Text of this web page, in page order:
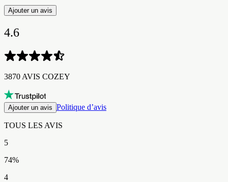
Ajouter un avis
4.6
3870 AVIS COZEY​​​​‌ ‍ ​‍​‍‌‍ ‌ ​‍‌‍‍‌‌‍‌ ‌‍‍‌‌‍ ‍​‍​‍​ ‍‍​‍​‍‌ ​ ‌‍​‌‌‍ ‍‌‍‍‌‌ ‌​‌ ‍‌​‍ ‍‌‍‍‌‌‍ ​‍​‍​‍ ​​‍​‍‌‍‍​‌ ​‍‌‍‌‌‌‍‌‍​‍​‍​ ‍‍​‍​‍‌‍‍​‌ ‌​‌ ‌​‌ ​​‌ ​ ​ ‍‍​‍ ​‍ ‌‍ ​‌‍ ‌‍​ ‌‍​‌‌‍ ​‌‍‍​‌‍ ‌ ​ ‌ ‌​​ ‍‍​ ​ ​ ​​​ ​​​ ​​​‍ ‌ ​ ‌ ‌​‌ ‌‌‌‍‌​‌‍‍‌‌‍ ​‍ ‌‍‍‌‌‍ ‍‌ ‌​‌‍‌‌‌‍ ‍‌ ‌​​‍ ‌‍‌‌‌‍‌​‌‍‍‌‌ ‌​​‍ ‌‍ ‌‌‍ ‌‍‌​‌‍‌‌​ ‌‌ ​​‌ ​‍‌‍‌‌‌ ​ ‌‍‌‌‌‍ ‍‌ ‌​‌‍​‌‌ ‌​‌‍‍‌‌‍ ‌‍ ‍​ ‍ ‌‍‍‌‌‍‌​​ ‌‌‍‌‌‌‍​‍​ ‌​​ ​ ‌‍​‌​ ‌‍‌‍​‌​ ​‍​‍ ‌​ ​‍​ ‍‌​ ‌‌​ ​ ​‍ ‌​ ‌​‌‍​ ​ ​‍‌‍‌​​‍ ‌​ ‍‌​ ‍‌​ ​​​ ‌‌​‍ ‌​ ‌​​ ‌‌‌‍‌​‌‍‌‍‌‍‌‍​ ‌‍​ ‌​​ ​‌​ ‌‌​ ‌‌​ ​ ​ ​‍​ ‍ ‌ ‌​‌ ‍‌‌ ​​‌‍‌‌​ ‌‌ ​​‌‍‌​‌ ​​​ ‍ ‌ ​​‌‍​‌‌ ‌​‌‍‍​​ ‌‌ ‌‍‌‍​‌‌‍ ​‌ ‌‌‌‍‌‌‌​​‌‌‍‌​‌‍‌​‌‍‌‌‌‍‌​‌‌​ ‌‍‌‌‌‍​ ‌ ‌​‌‍‍‌‌‍ ‌‍ ‍‌ ​ ​‍‌‌​ ‌‌‌​​‍‌‌ ‌‍‍ ‌‍‌‌‌ ‍‌​‍‌‌​ ​ ‌​‌​​‍‌‌​ ​ ‌​‌​​‍‌‌​ ​‍​ ​‍‌‍‌‌‌‍​‍‌‍‌‌‌‍‌‍‌‍‌‌​ ‌ ‌‍‌‌​ ​​​ ​‍‌‍​‌​ ‍‌​ ‌​​‍‌‌​ ​‍​ ​‍​‍‌‌​ ‌‌‌​‌​​‍ ‍‌ ​‍‌‍‌‌‌ ‌‍‌‍‍‌‌‍‌‌‌ ‌ ‌‌​ ‌ ‌‌‌‍ ‌‌‍ ‌‌‍​‌‌ ​‍‌ ‍‌‌‌‌​‌‍‌‌‌‍ ‌‌ ​​‌‍ ​‌‍​‌‌ ‌​‌‍‌‌​‍ ‍‌ ​ ‌ ‌‌‌‍ ‌‌‍ ‌‌‍​‌‌ ​‍‌ ‍‌‌​‌​‌‍​‌‌ ‌​‌‍​‌​‍ ‍‌ ‌​‌‍ ‌ ‌​‌‍​‌‌‍ ​‌‌​‍‌‍​‌‌ ‌​‌‍‍‌‌‍ ‍‌‍‌ ‌‌‌​‌‍‌‌‌ ‍​‌ ‌​​ ‌‍​‍‌‍​‌‌ ​ ‌‍‌‌‌‌‌‌‌ ​‍‌‍ ​​ ‌‌‍‍​‌ ‌​‌ ‌​‌ ​​‌ ​ ​‍‌‌​ ​ ‌​​‌​‍‌‌​ ​‍‌​‌‍​‍‌‌​ ​‍‌​‌‍‌‍ ​‌‍ ‌‍​ ‌‍​‌‌‍ ​‌‍‍​‌‍ ‌ ​ ‌ ‌​​‍‌‌​ ​ ‌​​‌​ ​ ​ ​​​ ​​​ ​​​‍‌‌​ ​‍‌​‌‍‌ ​ ‌ ‌​‌ ‌‌‌‍‌​‌‍‍‌‌‍ ​‍‌‍‌‍‍‌‌‍‌​​ ‌‌‍‌‌‌‍​‍​ ‌​​ ​ ‌‍​‌​ ‌‍‌‍​‌​ ​‍​‍ ‌​ ​‍​ ‍‌​ ‌‌​ ​ ​‍ ‌​ ‌​‌‍​ ​ ​‍‌‍‌​​‍ ‌​ ‍‌​ ‍‌​ ​​​ ‌‌​‍ ‌​ ‌​​ ‌‌‌‍‌​‌‍‌‍‌‍‌‍​ ‌‍​ ‌​​ ​‌​ ‌‌​ ‌‌​ ​ ​ ​‍​‍‌‍‌ ‌​‌ ‍‌‌ ​​‌‍‌‌​ ‌‌ ​​‌‍‌​‌ ​​​‍‌‍‌ ​​‌‍​‌‌ ‌​‌‍‍​​ ‌‌ ‌‍‌‍​‌‌‍ ​‌ ‌‌‌‍‌‌‌​​‌‌‍‌​‌‍‌​‌‍‌‌‌‍‌​‌‌​ ‌‍‌‌‌‍​ ‌ ‌​‌‍‍‌‌‍ ‌‍ ‍‌ ​ ​‍‌‌​ ‌‌‌​​‍‌‌ ‌‍‍ ‌‍‌‌‌ ‍‌​‍‌‌​ ​ ‌​‌​​‍‌‌​ ​ ‌​‌​​‍‌‌​ ​‍​ ​‍‌‍‌‌‌‍​‍‌‍‌‌‌‍‌‍‌‍‌‌​ ‌ ‌‍‌‌​ ​​​ ​‍‌‍​‌​ ‍‌​ ‌​​‍‌‌​ ​‍​ ​‍​‍‌‌​ ‌‌‌​‌​​‍ ‍‌ ​‍‌‍‌‌‌ ‌‍‌‍‍‌‌‍‌‌‌ ‌ ‌‌​ ‌ ‌‌‌‍ ‌‌‍ ‌‌‍​‌‌ ​‍‌ ‍‌‌‌‌​‌‍‌‌‌‍ ‌‌ ​​‌‍ ​‌‍​‌‌ ‌​‌‍‌‌​‍ ‍‌ ​ ‌ ‌‌‌‍ ‌‌‍ ‌‌‍​‌‌ ​‍‌ ‍‌‌​‌​‌‍​‌‌ ‌​‌‍​‌​‍ ‍‌ ‌​‌‍ ‌ ‌​‌‍​‌‌‍ ​‌‌​‍‌‍​‌‌ ‌​‌‍‍‌‌‍ ‍‌‍‌ ‌‌‌​‌‍‌‌‌ ‍​‌ ‌​​‍‌‍‌ ​​‌‍‌‌‌ ​‍‌ ​ ‌ ​​‌‍‌‌‌‍​ ‌ ‌​‌‍‍‌‌ ‌‍‌‍‌‌​ ‌‌ ​​‌ ‌‌‌‍​‍‌‍ ​‌‍‍‌‌ ​ ‌‍‍​‌‍‌‌‌‍‌​​‍​‍‌ ‌
Ajouter un avis Politique d’avis
TOUS LES AVIS​​​​‌ ‍ ​‍​‍‌‍ ‌ ​‍‌‍‍‌‌‍‌ ‌‍‍‌‌‍ ‍​‍​‍​ ‍‍​‍​‍‌ ​ ‌‍​‌‌‍ ‍‌‍‍‌‌ ‌​‌ ‍‌​‍ ‍‌‍‍‌‌‍ ​‍​‍​‍ ​​‍​‍‌‍‍​‌ ​‍‌‍‌‌‌‍‌‍​‍​‍​ ‍‍​‍​‍‌‍‍​‌ ‌​‌ ‌​‌ ​​‌ ​ ​ ‍‍​‍ ​‍ ‌‍ ​‌‍ ‌‍​ ‌‍​‌‌‍ ​‌‍‍​‌‍ ‌ ​ ‌ ‌​​ ‍‍​ ​ ​ ​​​ ​​​ ​​​‍ ‌ ​ ‌ ‌​‌ ‌‌‌‍‌​‌‍‍‌‌‍ ​‍ ‌‍‍‌‌‍ ‍‌ ‌​‌‍‌‌‌‍ ‍‌ ‌​​‍ ‌‍‌‌‌‍‌​‌‍‍‌‌ ‌​​‍ ‌‍ ‌‌‍ ‌‍‌​‌‍‌‌​ ‌‌ ​​‌ ​‍‌‍‌‌‌ ​ ‌‍‌‌‌‍ ‍‌ ‌​‌‍​‌‌ ‌​‌‍‍‌‌‍ ‌‍ ‍​ ‍ ‌‍‍‌‌‍‌​​ ‌‌‍‌‌‌‍​‍​ ‌​​ ​ ‌‍​‌​ ‌‍‌‍​‌​ ​‍​‍ ‌​ ​‍​ ‍‌​ ‌‌​ ​ ​‍ ‌​ ‌​‌‍​ ​ ​‍‌‍‌​​‍ ‌​ ‍‌​ ‍‌​ ​​​ ‌‌​‍ ‌​ ‌​​ ‌‌‌‍‌​‌‍‌‍‌‍‌‍​ ‌‍​ ‌​​ ​‌​ ‌‌​ ‌‌​ ​ ​ ​‍​ ‍ ‌ ‌​‌ ‍‌‌ ​​‌‍‌‌​ ‌‌ ​​‌‍‌​‌ ​​​ ‍ ‌ ​​‌‍​‌‌ ‌​‌‍‍​​ ‌‌ ‌‍‌‍​‌‌‍ ​‌ ‌‌‌‍‌‌‌​​‌‌‍‌​‌‍‌​‌‍‌‌‌‍‌​‌‌​ ‌‍‌‌‌‍​ ‌ ‌​‌‍‍‌‌‍ ‌‍ ‍‌ ​ ​‍‌‌​ ‌‌‌​​‍‌‌ ‌‍‍ ‌‍‌‌‌ ‍‌​‍‌‌​ ​ ‌​‌​​‍‌‌​ ​ ‌​‌​​‍‌‌​ ​‍​ ​‍‌‍‌‌‌‍​‍‌‍‌‌‌‍‌‍‌‍‌‌​ ‌ ‌‍‌‌​ ​​​ ​‍‌‍​‌​ ‍‌​ ‌​​‍‌‌​ ​‍​ ​‍​‍‌‌​ ‌‌‌​‌​​‍ ‍‌ ​‍‌‍‌‌‌ ‌‍‌‍‍‌‌‍‌‌‌ ‌ ‌‌​ ‌ ‌‌‌‍ ‌‌‍ ‌‌‍​‌‌ ​‍‌ ‍‌‌‌‌​‌‍‌‌‌‍ ‌‌ ​​‌‍ ​‌‍​‌‌ ‌​‌‍‌‌​‍ ‍‌‍​‍‌ ​‍‌‍‌‌‌‍​‌‌‍‍ ‌‍‌​‌‍ ‌ ‌ ‌‍ ‍‌​‌​‌‍​‌‌ ‌​‌‍​‌​‍ ‍‌ ‌​‌‍‍‌‌ ‌​‌‍ ​‌‍‌‌​ ‌‍​‍‌‍​‌‌ ​ ‌‍‌‌‌‌‌‌‌ ​‍‌‍ ​​ ‌‌‍‍​‌ ‌​‌ ‌​‌ ​​‌ ​ ​‍‌‌​ ​ ‌​​‌​‍‌‌​ ​‍‌​‌‍​‍‌‌​ ​‍‌​‌‍‌‍ ​‌‍ ‌‍​ ‌‍​‌‌‍ ​‌‍‍​‌‍ ‌ ​ ‌ ‌​​‍‌‌​ ​ ‌​​‌​ ​ ​ ​​​ ​​​ ​​​‍‌‌​ ​‍‌​‌‍‌ ​ ‌ ‌​‌ ‌‌‌‍‌​‌‍‍‌‌‍ ​‍‌‍‌‍‍‌‌‍‌​​ ‌‌‍‌‌‌‍​‍​ ‌​​ ​ ‌‍​‌​ ‌‍‌‍​‌​ ​‍​‍ ‌​ ​‍​ ‍‌​ ‌‌​ ​ ​‍ ‌​ ‌​‌‍​ ​ ​‍‌‍‌​​‍ ‌​ ‍‌​ ‍‌​ ​​​ ‌‌​‍ ‌​ ‌​​ ‌‌‌‍‌​‌‍‌‍‌‍‌‍​ ‌‍​ ‌​​ ​‌​ ‌‌​ ‌‌​ ​ ​ ​‍​‍‌‍‌ ‌​‌ ‍‌‌ ​​‌‍‌‌​ ‌‌ ​​‌‍‌​‌ ​​​‍‌‍‌ ​​‌‍​‌‌ ‌​‌‍‍​​ ‌‌ ‌‍‌‍​‌‌‍ ​‌ ‌‌‌‍‌‌‌​​‌‌‍‌​‌‍‌​‌‍‌‌‌‍‌​‌‌​ ‌‍‌‌‌‍​ ‌ ‌​‌‍‍‌‌‍ ‌‍ ‍‌ ​ ​‍‌‌​ ‌‌‌​​‍‌‌ ‌‍‍ ‌‍‌‌‌ ‍‌​‍‌‌​ ​ ‌​‌​​‍‌‌​ ​ ‌​‌​​‍‌‌​ ​‍​ ​‍‌‍‌‌‌‍​‍‌‍‌‌‌‍‌‍‌‍‌‌​ ‌ ‌‍‌‌​ ​​​ ​‍‌‍​‌​ ‍‌​ ‌​​‍‌‌​ ​‍​ ​‍​‍‌‌​ ‌‌‌​‌​​‍ ‍‌ ​‍‌‍‌‌‌ ‌‍‌‍‍‌‌‍‌‌‌ ‌ ‌‌​ ‌ ‌‌‌‍ ‌‌‍ ‌‌‍​‌‌ ​‍‌ ‍‌‌‌‌​‌‍‌‌‌‍ ‌‌ ​​‌‍ ​‌‍​‌‌ ‌​‌‍‌‌​‍ ‍‌‍​‍‌ ​‍‌‍‌‌‌‍​‌‌‍‍ ‌‍‌​‌‍ ‌ ‌ ‌‍ ‍‌​‌​‌‍​‌‌ ‌​‌‍​‌​‍ ‍‌ ‌​‌‍‍‌‌ ‌​‌‍ ​‌‍‌‌​‍‌‍‌ ​​‌‍‌‌‌ ​‍‌ ​ ‌ ​​‌‍‌‌‌‍​ ‌ ‌​‌‍‍‌‌ ‌‍‌‍‌‌​ ‌‌ ​​‌ ‌‌‌‍​‍‌‍ ​‌‍‍‌‌ ​ ‌‍‍​‌‍‌‌‌‍‌​​‍​‍‌ ‌
5
74%
4